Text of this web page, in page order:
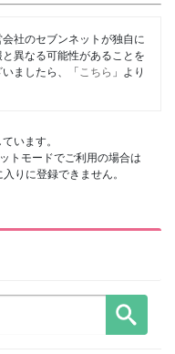
社のセブンネットが独自に
異なる可能性があることを
ましたら、「 こちら 」より
います。
トモードでご利用の場合は
りに登録できません。